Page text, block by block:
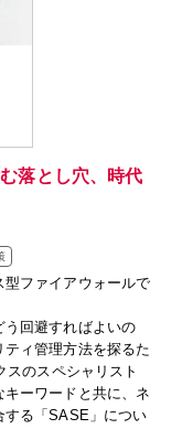
落とし穴、時代
ファイアウォールで
う回避すればよいの
ィ管理方法を探るた
のスペシャリスト
ーワードと共に、ネ
する「SASE」につい